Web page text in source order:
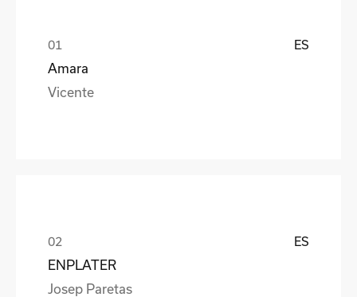
ES
Amara
Vicente
ES
ENPLATER
Josep Paretas